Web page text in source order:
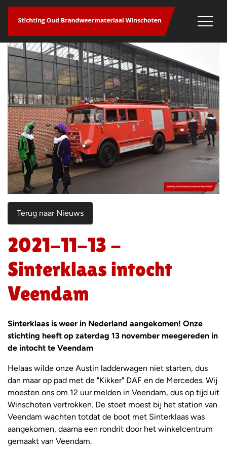
overslaan
Terug naar Nieuws
2021-11-13 -
Sinterklaas intocht
Veendam
Sinterklaas is weer in Nederland aangekomen! Onze
stichting heeft op zaterdag 13 november meegereden in
de intocht te Veendam
Helaas wilde onze Austin ladderwagen niet starten, dus
dan maar op pad met de "Kikker" DAF en de Mercedes. Wij
moesten ons om 12 uur melden in Veendam, dus op tijd uit
Winschoten vertrokken. De stoet moest bij het station van
Veendam wachten totdat de boot met Sinterklaas was
aangekomen, daarna een rondrit door het winkelcentrum
gemaakt van Veendam.